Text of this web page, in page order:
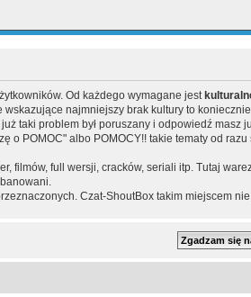
Od każdego wymagane jest
najmniejszy brak kultury to koniecznie
taki problem był poruszany i odpowiedź
o POMOC" albo POMOCY!! takie tematy od
filmów, full wersji, cracków, seriali itp. Tutaj
Czat-ShoutBox takim miejscem